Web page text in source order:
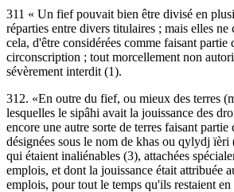
311 « Un fief pouvait bien être divisé en
réparties entre divers titulaires ; mais elles ne
cela, d'être considérées comme faisant partie
circonscription ; tout morcellement non
sévèrement interdit (1).
312. «En outre du fief, ou mieux des terres
lesquelles le sipâhi avait la jouissance des
encore une autre sorte de terres faisant
désignées sous le nom de khas ou qylydj ïèri
qui étaient inaliénables (3), attachées
emplois, et dont la jouissance était attribuée
emplois, pour tout le temps qu'ils restaient en